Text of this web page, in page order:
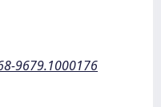
9679.1000176